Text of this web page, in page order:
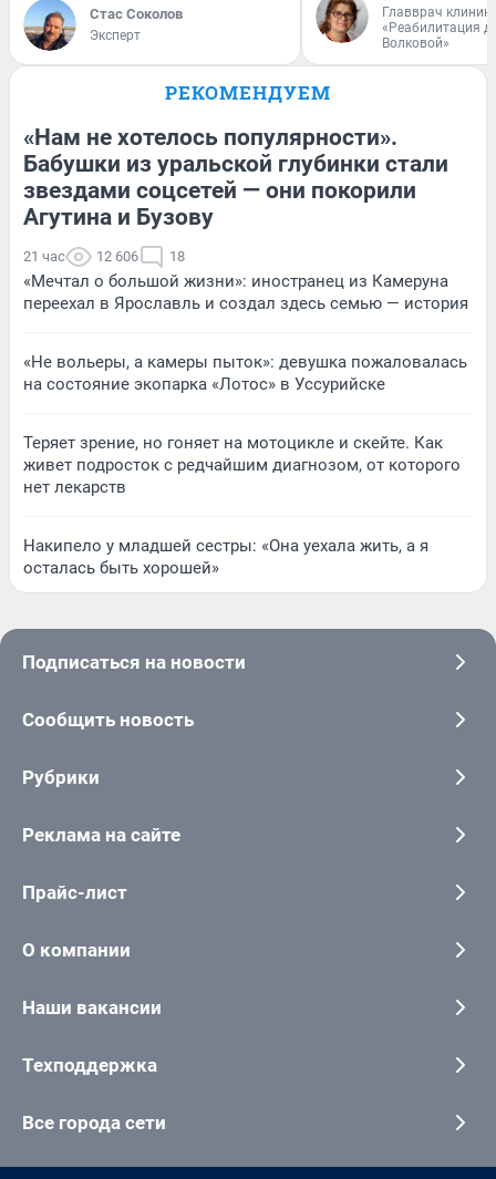
Стас Соколов
Эксперт
Главврач
«Реабилитация
Волковой»
РЕКОМЕНДУЕМ
«Нам не хотелось популярности».
Бабушки из уральской глубинки стали
звездами соцсетей — они покорили
Агутина и Бузову
21 час 12 606 18
«Мечтал о большой жизни»: иностранец из Камеруна
переехал в Ярославль и создал здесь семью — история
«Не вольеры, а камеры пыток»: девушка пожаловалась
на состояние экопарка «Лотос» в Уссурийске
Теряет зрение, но гоняет на мотоцикле и скейте. Как
живет подросток с редчайшим диагнозом, от которого
нет лекарств
Накипело у младшей сестры: «Она уехала жить, а я
осталась быть хорошей»
Подписаться на новости
Сообщить новость
Рубрики
Реклама на сайте
Прайс-лист
О компании
Наши вакансии
Техподдержка
Все города сети